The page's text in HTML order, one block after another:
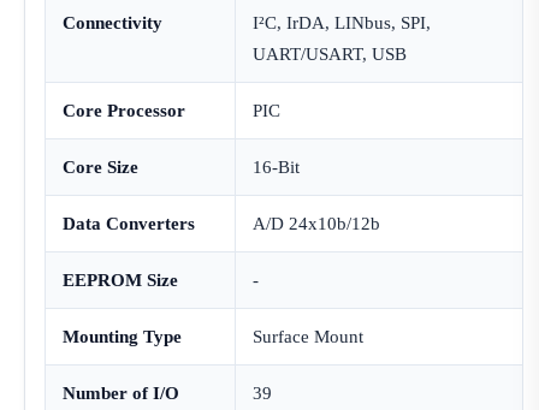
Connectivity
I²C, IrDA, LINbus, SPI,
UART/USART, USB
Core Processor PIC
Core Size 16-Bit
Data Converters A/D 24x10b/12b
EEPROM Size -
Mounting Type Surface Mount
Number of I/O 39